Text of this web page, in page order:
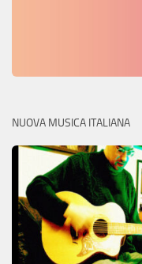
NUOVA MUSICA ITALIANA